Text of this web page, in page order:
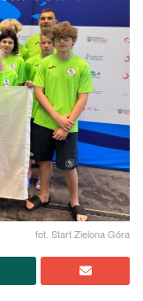
fot. Start Zielona Góra